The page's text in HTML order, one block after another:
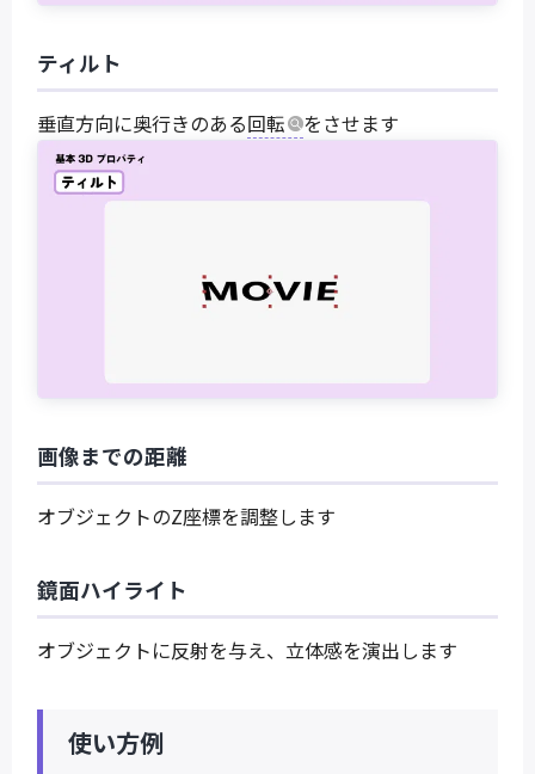
ティルト
垂直方向に奥行きのある回転 をさせます
画像までの距離
オブジェクトのZ座標を調整します
鏡面ハイライト
オブジェクトに反射を与え、立体感を演出します
使い方例